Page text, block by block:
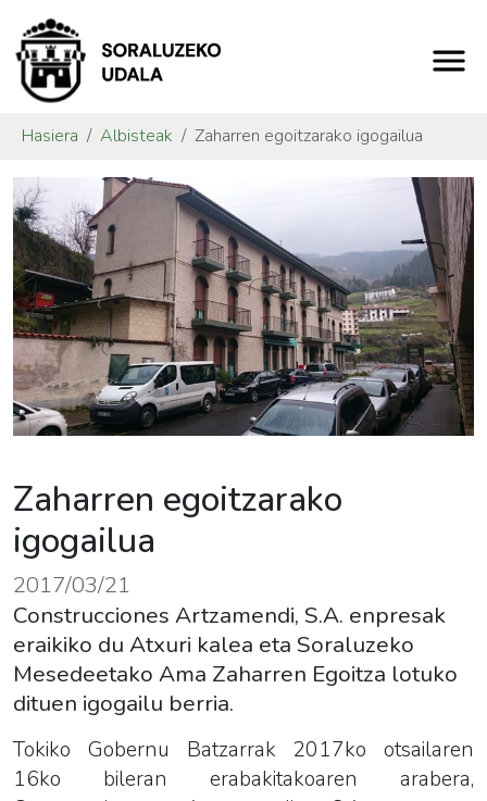
Hasiera Albisteak Zaharren egoitzarako igogailua
Zaharren egoitzarako
igogailua
2017/03/21
Construcciones Artzamendi, S.A. enpresak
eraikiko du Atxuri kalea eta Soraluzeko
Mesedeetako Ama Zaharren Egoitza lotuko
dituen igogailu berria.
Tokiko Gobernu Batzarrak 2017ko otsailaren
16ko bileran erabakitakoaren arabera,